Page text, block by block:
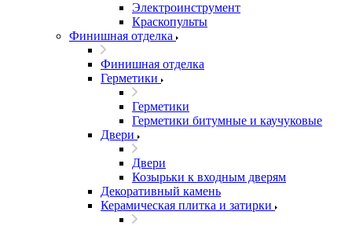
Электроинструмент
Краскопульты
Финишная отделка
Финишная отделка
Герметики
Герметики
Герметики битумные и каучуковые
Двери
Двери
Козырьки к входным дверям
Декоративный камень
Керамическая плитка и затирки